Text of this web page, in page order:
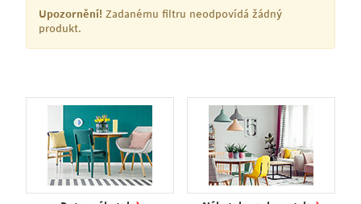
Upozornění! Zadanému filtru neodpovídá žádný
produkt.